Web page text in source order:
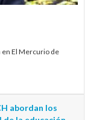
en El Mercurio de
abordan los